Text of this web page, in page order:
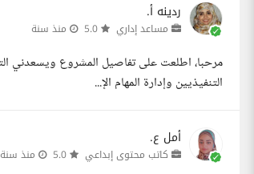
ردينه أ.
مساعد إداري منذ سنة
التنفيذيين وإدارة المهام الإ...
أمل ع.
كاتب محتوى إبداعي منذ سنة